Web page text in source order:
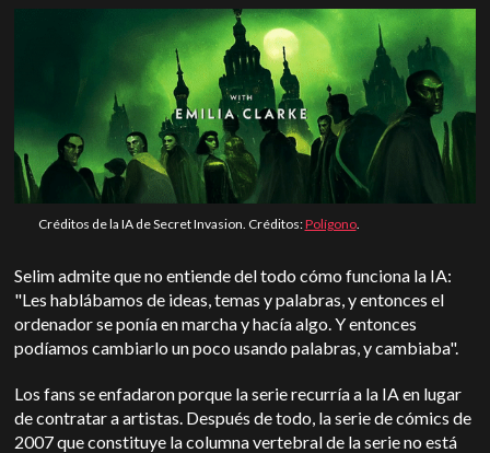
Créditos de la IA de Secret Invasion. Créditos:Polígono.
Selim admite que no entiende del todo cómo funciona la IA:
"Les hablábamos de ideas, temas y palabras, y entonces el
ordenador se ponía en marcha y hacía algo. Y entonces
podíamos cambiarlo un poco usando palabras, y cambiaba".
Los fans se enfadaron porque la serie recurría a la IA en lugar
de contratar a artistas. Después de todo, la serie de cómics de
2007 que constituye la columna vertebral de la serie no está